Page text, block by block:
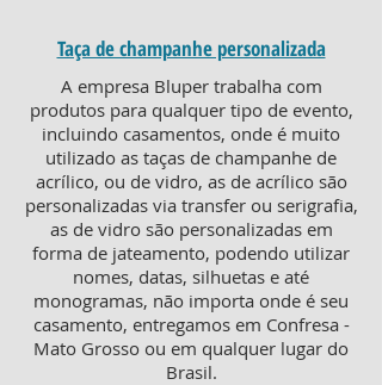
Taça de champanhe personalizada
A empresa Bluper trabalha com
produtos para qualquer tipo de evento,
incluindo casamentos, onde é muito
utilizado as taças de champanhe de
acrílico, ou de vidro, as de acrílico são
personalizadas via transfer ou serigrafia,
as de vidro são personalizadas em
forma de jateamento, podendo utilizar
nomes, datas, silhuetas e até
monogramas, não importa onde é seu
casamento, entregamos em Confresa -
Mato Grosso ou em qualquer lugar do
Brasil.